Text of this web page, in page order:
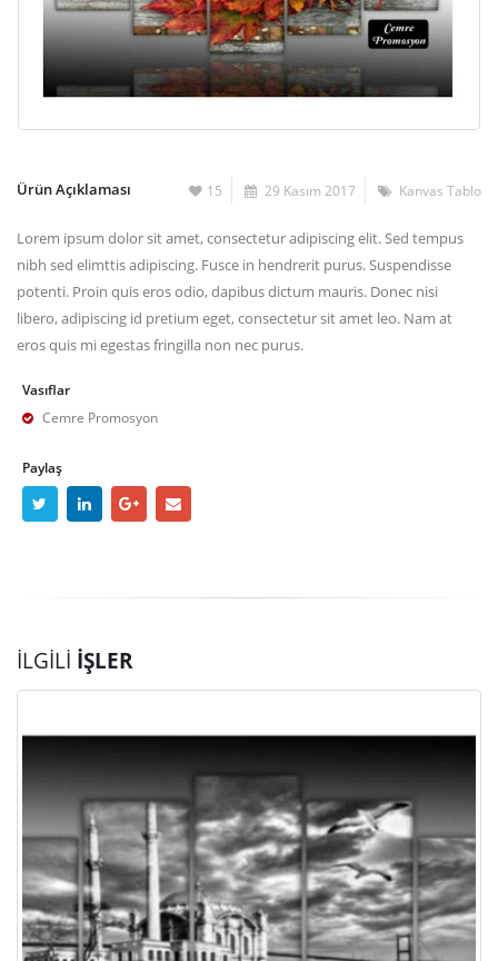
Ürün Açıklaması 15 29 Kasım 2017 Kanvas Tablo
Lorem ipsum dolor sit amet, consectetur adipiscing elit. Sed tempus
nibh sed elimttis adipiscing. Fusce in hendrerit purus. Suspendisse
potenti. Proin quis eros odio, dapibus dictum mauris. Donec nisi
libero, adipiscing id pretium eget, consectetur sit amet leo. Nam at
eros quis mi egestas fringilla non nec purus.
Vasıflar
Cemre Promosyon
Paylaş
İLGILI İŞLER